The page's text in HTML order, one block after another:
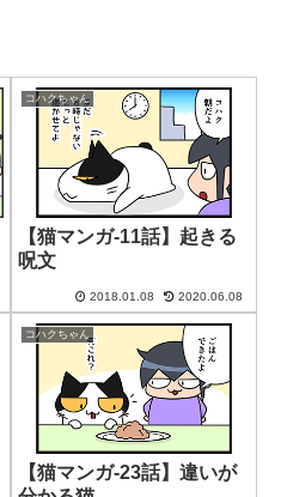
コハクちゃん
【猫マンガ-11話】起きる
呪文
2018.01.08 2020.06.08
コハクちゃん
【猫マンガ-23話】違いが